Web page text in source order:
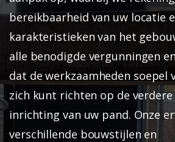
bereikbaarheid van uw locatie
karakteristieken van het
alle benodigde vergunningen
dat de werkzaamheden soepel
zich kunt richten op de
inrichting van uw pand. Onze
verschillende bouwstijlen en